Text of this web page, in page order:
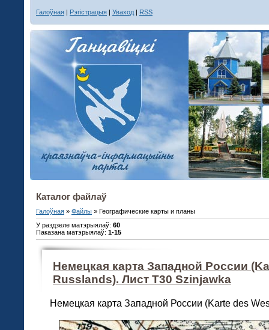
Галоўная | Рэгістрацыя | Уваход | RSS
Каталог файлаў
Галоўная » Файлы » Географические карты и планы
У раздзеле матэрыялаў: 60
Паказана матэрыялаў: 1-15
Немецкая карта Западной России
Russlands). Лист T30 Szinjawka
Немецкая карта Западной России (Karte des